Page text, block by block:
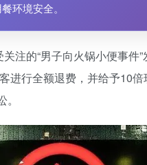
环境安全。
注的“男子向火锅小便事件
进行全额退费，并给予10